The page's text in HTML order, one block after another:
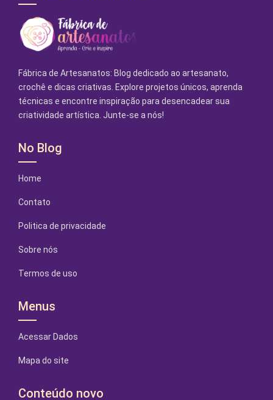
Fábrica de Artesanatos: Blog dedicado ao artesanato,
crochê e dicas criativas. Explore projetos únicos, aprenda
técnicas e encontre inspiração para desencadear sua
criatividade artística. Junte-se a nós!
No Blog
Home
Contato
Politica de privacidade
Sobre nós
Termos de uso
Menus
Acessar Dados
Mapa do site
Conteúdo novo